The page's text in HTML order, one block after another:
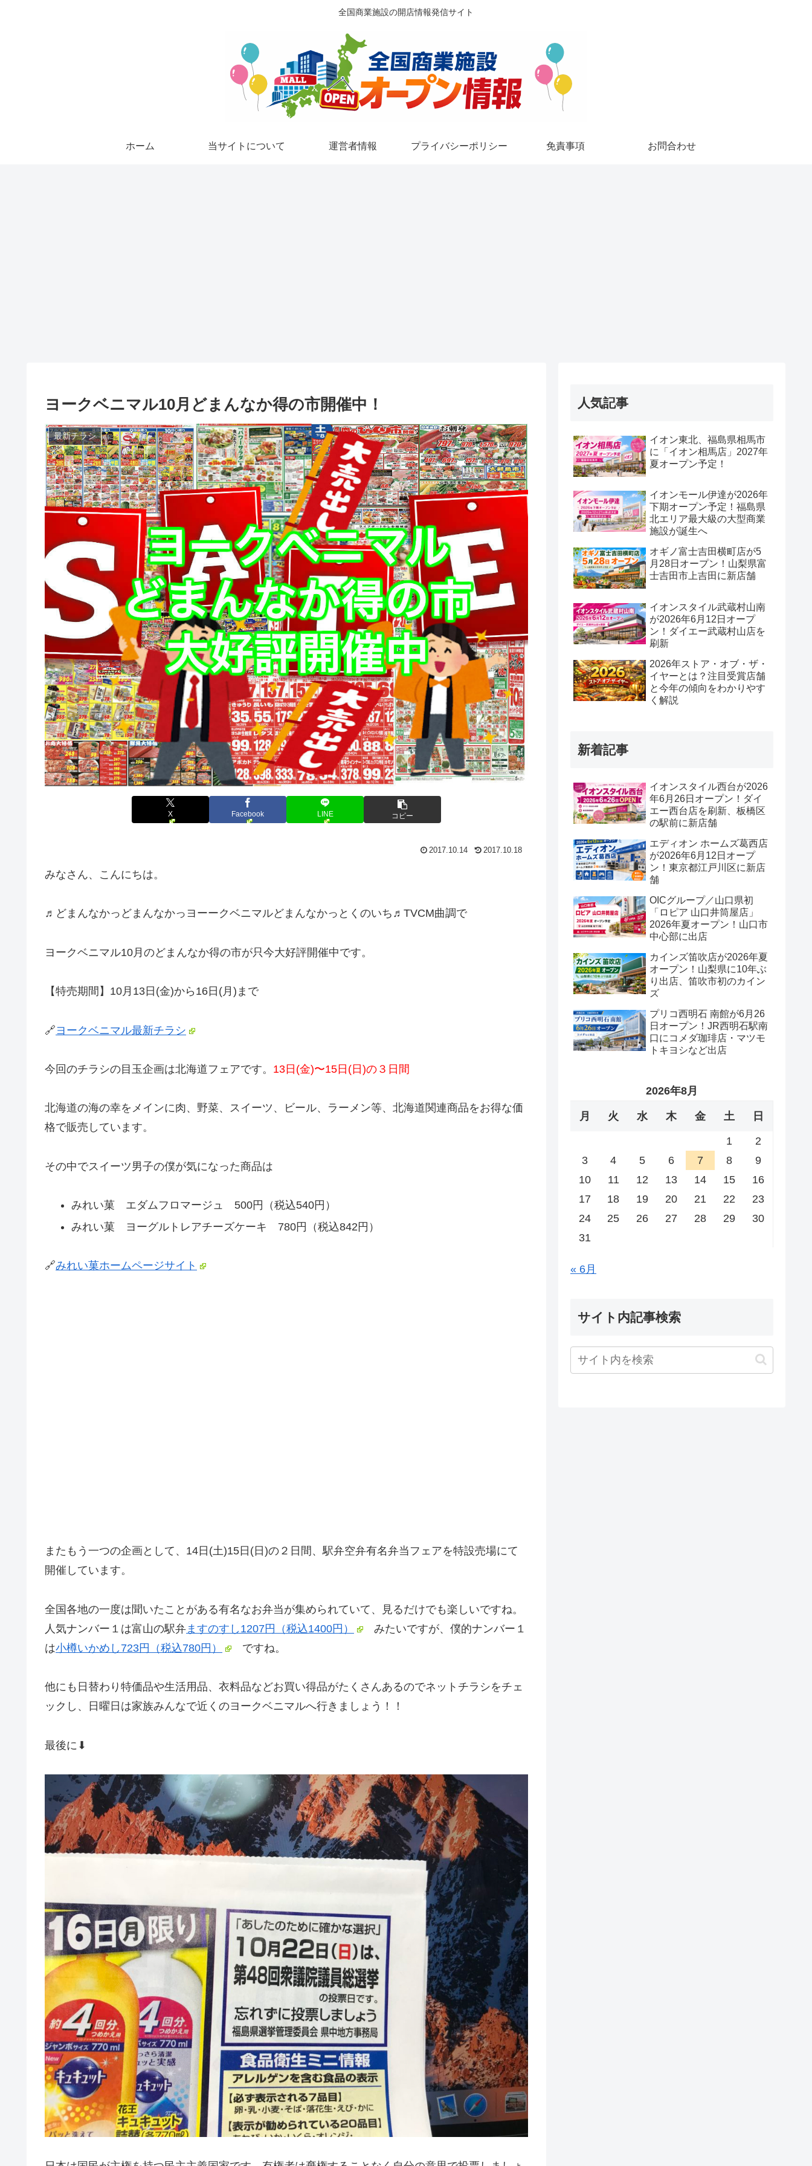
全国商業施設の開店情報発信サイト
ホーム 当サイトについて 運営者情報 プライバシーポリシー 免責事項 お問合わせ
ヨークベニマル10月どまんなか得の市開催中！
最新チラシ
X Facebook LINE コピー
2017.10.14 2017.10.18
みなさん、こんにちは。
♬どまんなかっどまんなかっヨーークベニマルどまんなかっとくのいち♬TVCM曲調で
ヨークベニマル10月のどまんなか得の市が只今大好評開催中です。
【特売期間】10月13日(金)から16日(月)まで
🔗ヨークベニマル最新チラシ
今回のチラシの目玉企画は北海道フェアです。 13日(金)〜15日(日)の３日間
北海道の海の幸をメインに肉、野菜、スイーツ、ビール、ラーメン等、北海道関連商品をお得な価
格で販売しています。
その中でスイーツ男子の僕が気になった商品は
みれい菓 エダムフロマージュ 500円（税込540円）
みれい菓 ヨーグルトレアチーズケーキ 780円（税込842円）
🔗みれい菓ホームページサイト
またもう一つの企画として、14日(土)15日(日)の２日間、駅弁空弁有名弁当フェアを特設売場にて
開催しています。
全国各地の一度は聞いたことがある有名なお弁当が集められていて、見るだけでも楽しいですね。
人気ナンバー１は富山の駅弁 ますのすし1207円（税込1400円）
みたいですが、僕的ナンバー１
は小樽いかめし723円（税込780円） ですね。
他にも日替わり特価品や生活用品、衣料品などお買い得品がたくさんあるのでネットチラシをチェ
ックし、日曜日は家族みんなで近くのヨークベニマルへ行きましょう！！
最後に⬇︎
人気記事
イオン東北、福島県相馬市
に「イオン相馬店」2027年
夏オープン予定！
イオンモール伊達が2026年
下期オープン予定！福島県
北エリア最大級の大型商業
施設が誕生へ
オギノ富士吉田横町店が5
月28日オープン！山梨県富
士吉田市上吉田に新店舗
イオンスタイル武蔵村山南
が2026年6月12日オープ
ン！ダイエー武蔵村山店を
刷新
2026年ストア・オブ・ザ・
イヤーとは？注目受賞店舗
と今年の傾向をわかりやす
く解説
新着記事
イオンスタイル西台が2026
年6月26日オープン！ダイ
エー西台店を刷新、板橋区
の駅前に新店舗
エディオン ホームズ葛西店
が2026年6月12日オープ
ン！東京都江戸川区に新店
舗
OICグループ／山口県初
「ロピア 山口井筒屋店」
2026年夏オープン！山口市
中心部に出店
カインズ笛吹店が2026年夏
オープン！山梨県に10年ぶ
り出店、笛吹市初のカイン
ズ
プリコ西明石 南館が6月26
日オープン！JR西明石駅南
口にコメダ珈琲店・マツモ
トキヨシなど出店
2026年8月
月 火 水 木 金 土 日
1
2
3
4 5 6 7 8
9
10
11 12 13 14 15
16
17
18 19 20 21 22
23
24
25 26 27 28 29
30
31
« 6月
サイト内記事検索